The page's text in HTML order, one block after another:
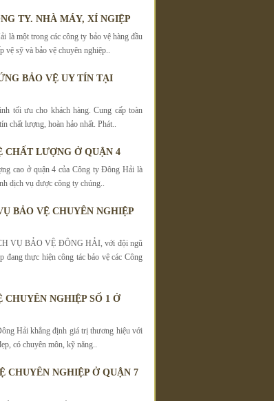
TY. NHÀ MÁY, XÍ NGIỆP
là một trong các công ty bảo vệ hàng đầu
sỹ và bảo vệ chuyên nghiệp..
BẢO VỆ UY TÍN TẠI
tối ưu cho khách hàng. Cung cấp toàn
chất lượng, hoàn hảo nhất. Phát..
CHẤT LƯỢNG Ở QUẬN 4
cao ở quận 4 của Công ty Đông Hải là
dịch vụ được công ty chúng..
BẢO VỆ CHUYÊN NGHIỆP
VỤ BẢO VỆ ĐÔNG HẢI, với đội ngũ
đang thực hiện công tác bảo vệ các Công
CHUYÊN NGHIỆP SỐ 1 Ở
Hải khẳng định giá trị thương hiệu với
có chuyên môn, kỹ năng..
CHUYÊN NGHIỆP Ở QUẬN 7